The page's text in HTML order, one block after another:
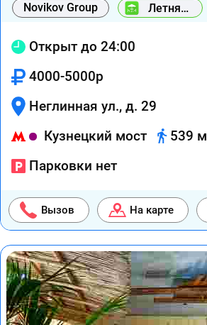
Novikov Group
Летняя
веранда
Открыт до 24:00
4000-5000р
Неглинная ул., д. 29
Кузнецкий мост
539 м
Парковки нет
Вызов На карте